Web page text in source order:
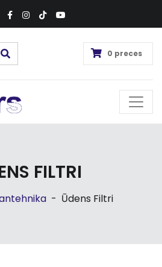
0 preces
FILTRI
- Ūdens Filtri